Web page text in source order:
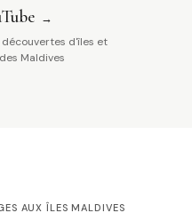
d'îles et
Maldives
AUX ÎLES MALDIVES